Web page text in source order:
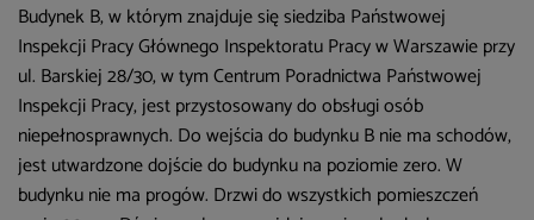
Budynek B, w którym znajduje się siedziba Państwowej
Inspekcji Pracy Głównego Inspektoratu Pracy w Warszawie przy
ul. Barskiej 28/30, w tym Centrum Poradnictwa Państwowej
Inspekcji Pracy, jest przystosowany do obsługi osób
niepełnosprawnych. Do wejścia do budynku B nie ma schodów,
jest utwardzone dojście do budynku na poziomie zero. W
budynku nie ma progów. Drzwi do wszystkich pomieszczeń